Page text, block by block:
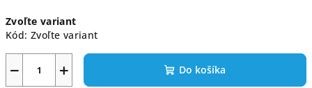
cena:
Zvoľte variant
Kód: Zvoľte variant
+
− Do košíka